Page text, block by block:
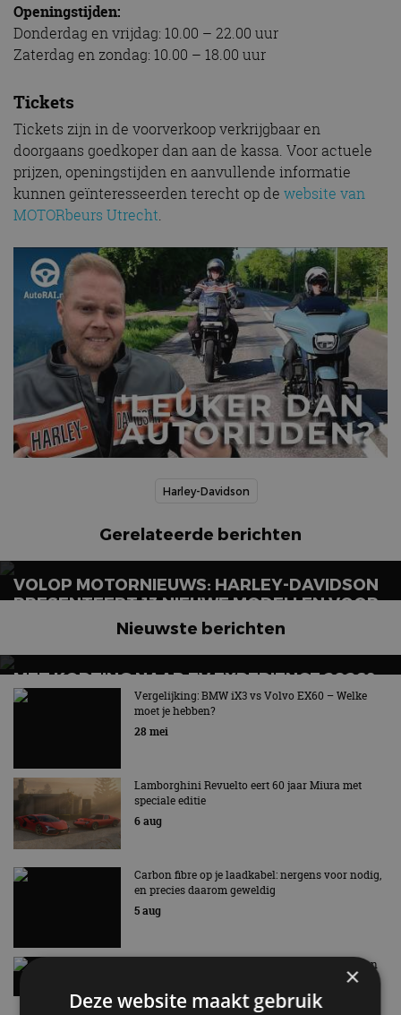
Openingstijden:
Donderdag en vrijdag: 10.00 – 22.00 uur
Zaterdag en zondag: 10.00 – 18.00 uur
Tickets
Tickets zijn in de voorverkoop verkrijgbaar en
doorgaans goedkoper dan aan de kassa. Voor actuele
prijzen, openingstijden en aanvullende informatie
kunnen geïnteresseerden terecht op de website van
MOTORbeurs Utrecht.
Harley-Davidson
Gerelateerde berichten
VOLOP MOTORNIEUWS: HARLEY-DAVIDSON
PRESENTEERT 13 NIEUWE MODELLEN VOOR
MODELJAAR 2026Nieuwste berichten
MET KORTING NAAR EV EXPERIENCE 2026?
AUTORAI REGELT HET!
EV Experience 2026 van 24 tot 26 september
Vergelijking: BMW iX3 vs Volvo EX60 – Welke
moet je hebben?
28 mei
Lamborghini Revuelto eert 60 jaar Miura met
speciale editie
6 aug
Carbon fibre op je laadkabel: nergens voor nodig,
en precies daarom geweldig
5 aug
Hennessey Blackbird krijgt atmosferische V8 en
5 aug
×
Deze website maakt gebruik